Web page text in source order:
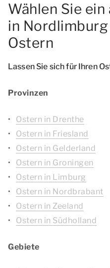
Wählen Sie
in
Ostern
Lassen Sie sich für Ihren
Provinzen
Ostern in Drenthe
Ostern in Friesland
Ostern in Gelderland
Ostern in Groningen
Ostern in Limburg
Ostern in Nordbrabant
Ostern in Zeeland
Ostern in Südholland
Gebiete